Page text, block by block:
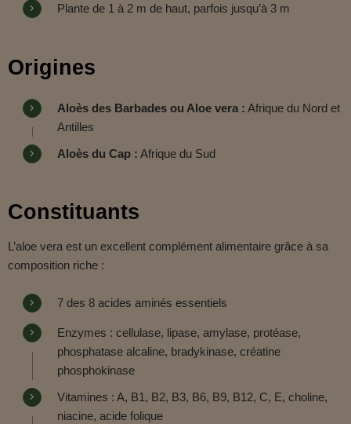
Plante de 1 à 2 m de haut, parfois jusqu’à 3 m
Origines
Aloès des Barbades ou Aloe vera : Afrique du Nord et
Antilles
Aloès du Cap : Afrique du Sud
Constituants
L’aloe vera est un excellent complément alimentaire grâce à sa
composition riche :
7 des 8 acides aminés essentiels
Enzymes : cellulase, lipase, amylase, protéase,
phosphatase alcaline, bradykinase, créatine
phosphokinase
Vitamines : A, B1, B2, B3, B6, B9, B12, C, E, choline,
niacine, acide folique